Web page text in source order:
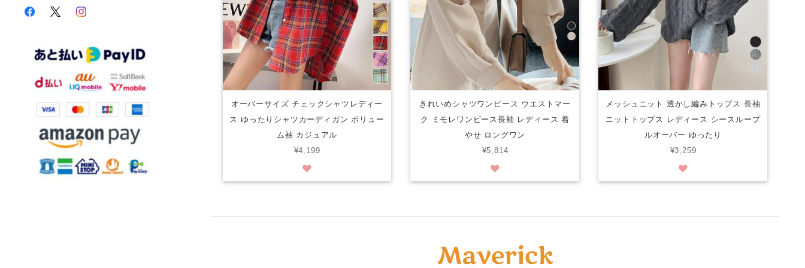
オーバーサイズ チェックシャツレディー
ス ゆったりシャツカーディガン ボリュー
ム袖 カジュアル
¥4,199
きれいめシャツワンピース ウエストマー
ク ミモレワンピース長袖 レディース 着
やせ ロングワン
¥5,814
メッシュニット 透かし編みトップス 長袖
ニットトップス レディース シースループ
ルオーバー ゆったり
¥3,259